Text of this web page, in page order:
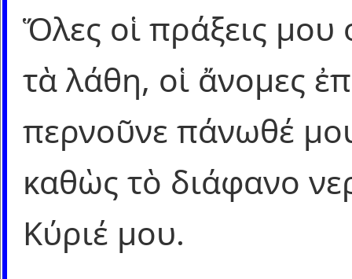
Ὅλες οἱ πράξεις μου
τὰ λάθη, οἱ ἄνομες
περνοῦνε πάνωθέ
καθὼς τὸ διάφανο
Κύριέ μου.